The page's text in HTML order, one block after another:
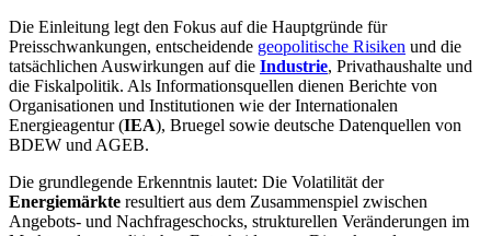
Die Einleitung legt den Fokus auf die Hauptgründe für
Preisschwankungen, entscheidende geopolitische Risiken und die
tatsächlichen Auswirkungen auf die Industrie, Privathaushalte und
die Fiskalpolitik. Als Informationsquellen dienen Berichte von
Organisationen und Institutionen wie der Internationalen
Energieagentur (IEA), Bruegel sowie deutsche Datenquellen von
BDEW und AGEB.
Die grundlegende Erkenntnis lautet: Die Volatilität der
Energiemärkte resultiert aus dem Zusammenspiel zwischen
Angebots- und Nachfrageschocks, strukturellen Veränderungen im